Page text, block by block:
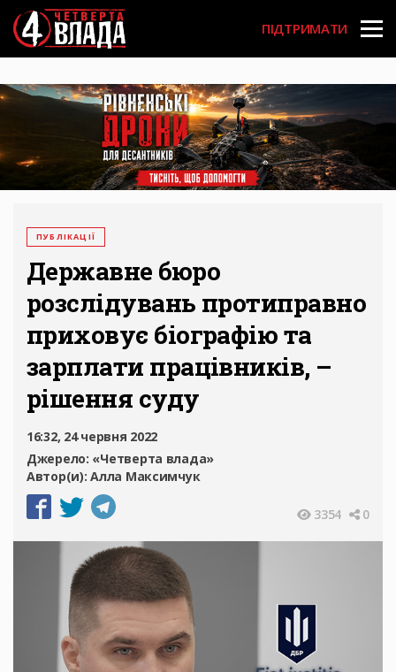
Перейти
до
основного
вмісту
User
account
menu
ПІДТРИМАТИ
ПУБЛІКАЦІЇ
Державне бюро
розслідувань протиправно
приховує біографію та
зарплати працівників, –
рішення суду
16:32, 24 червня 2022
Джерело: «Четверта влада»
Автор(и):Алла Максимчук
3354 0